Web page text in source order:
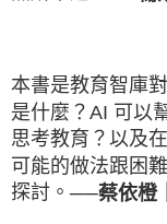
本書是教育智庫
是什麼？AI 可以
思考教育？以及
可能的做法跟困
探討。 ──蔡依橙